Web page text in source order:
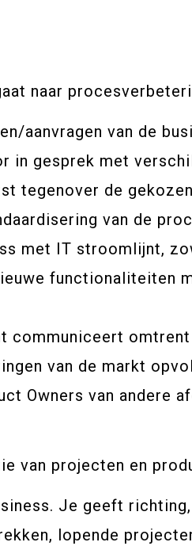
naar
aanvragen van de
in gesprek met
tegenover de
van de
met IT stroomlijnt,
functionaliteiten
communiceert
van de markt
Owners van
van projecten en
Je geeft
lopende